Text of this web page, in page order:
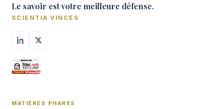
Le savoir est votre meilleure défense.
SCIENTIA VINCES
MATIÈRES PHARES